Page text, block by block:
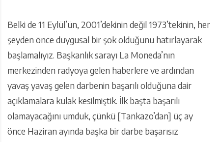
Belki de 11 Eylül’ün, 2001’dekinin değil 1973’tekinin, her
şeyden önce duygusal bir şok olduğunu hatırlayarak
başlamalıyız. Başkanlık sarayı La Moneda’nın
merkezinden radyoya gelen haberlere ve ardından
yavaş yavaş gelen darbenin başarılı olduğuna dair
açıklamalara kulak kesilmiştik. İlk başta başarılı
olamayacağını umduk, çünkü [Tankazo’dan] üç ay
önce Haziran ayında başka bir darbe başarısız